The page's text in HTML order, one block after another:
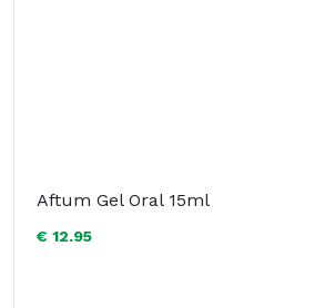
Aftum Gel Oral 15ml
€ 12.95